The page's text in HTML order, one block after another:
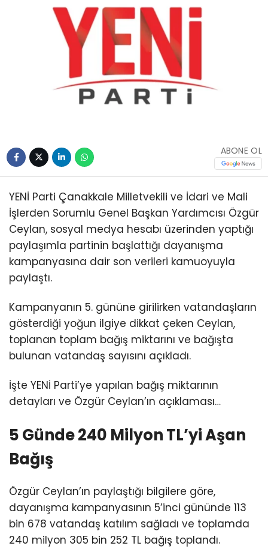
ABONE OL
YENİ Parti Çanakkale Milletvekili ve İdari ve Mali
İşlerden Sorumlu Genel Başkan Yardımcısı Özgür
Ceylan, sosyal medya hesabı üzerinden yaptığı
paylaşımla partinin başlattığı dayanışma
kampanyasına dair son verileri kamuoyuyla
paylaştı.
Kampanyanın 5. gününe girilirken vatandaşların
gösterdiği yoğun ilgiye dikkat çeken Ceylan,
toplanan toplam bağış miktarını ve bağışta
bulunan vatandaş sayısını açıkladı.
İşte YENİ Parti’ye yapılan bağış miktarının
detayları ve Özgür Ceylan’ın açıklaması…
5 Günde 240 Milyon TL’yi Aşan
Bağış
Özgür Ceylan’ın paylaştığı bilgilere göre,
dayanışma kampanyasının 5’inci gününde 113
bin 678 vatandaş katılım sağladı ve toplamda
240 milyon 305 bin 252 TL bağış toplandı.